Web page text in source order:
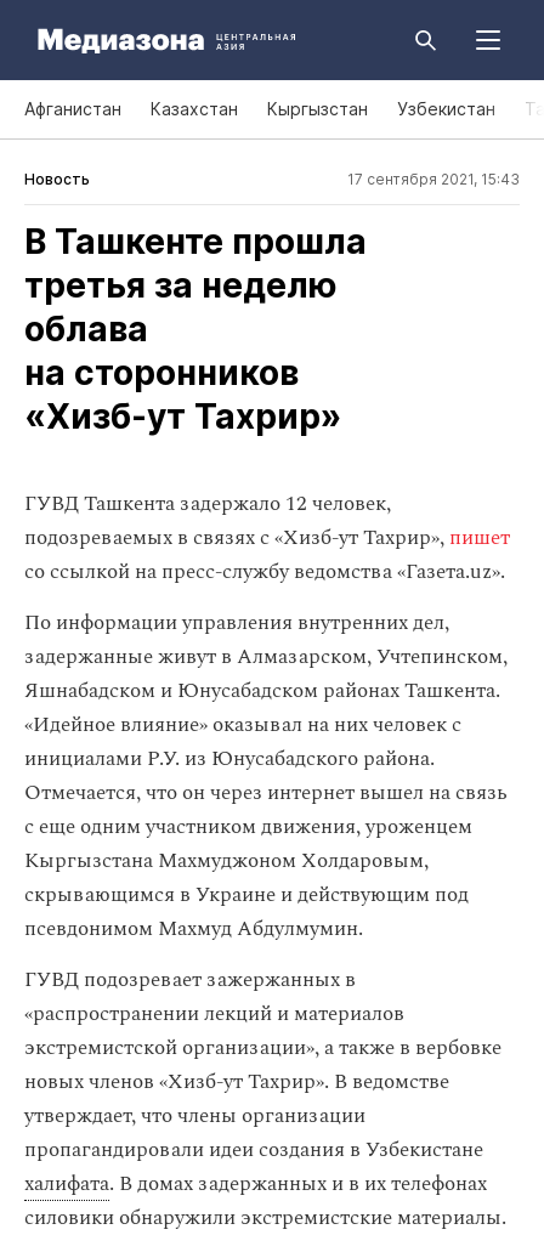
Афганистан Казахстан Кыргызстан Узбекистан
Новость 17 сентября 2021, 15:43
В Ташкенте прошла
третья за неделю
облава
на сторонников
«Хизб‑ут Тахрир»
ГУВД Ташкента задержало 12 человек,
подозреваемых в связях с «Хизб-ут Тахрир»,пишет
со ссылкой на пресс-службу ведомства «Газета.uz».
По информации управления внутренних дел,
задержанные живут в Алмазарском, Учтепинском,
Яшнабадском и Юнусабадском районах Ташкента.
«Идейное влияние» оказывал на них человек с
инициалами Р.У. из Юнусабадского района.
Отмечается, что он через интернет вышел на связь
с еще одним участником движения, уроженцем
Кыргызстана Махмуджоном Холдаровым,
скрывающимся в Украине и действующим под
псевдонимом Махмуд Абдулмумин.
ГУВД подозревает зажержанных в
«распространении лекций и материалов
экстремистской организации», а также в вербовке
новых членов «Хизб-ут Тахрир». В ведомстве
утверждает, что члены организации
пропагандировали идеи создания в Узбекистане
халифата. В домах задержанных и в их телефонах
силовики обнаружили экстремистские материалы.